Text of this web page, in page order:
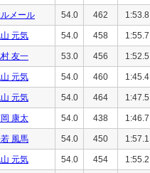
メール 54.0 462 1:53.8
元気 54.0 458 1:55.7
友一 53.0 456 1:52.5
元気 54.0 460 1:45.4
元気 54.0 464 1:47.5
康太 54.0 438 1:46.7
風馬 54.0 450 1:57.1
元気 54.0 454 1:55.2